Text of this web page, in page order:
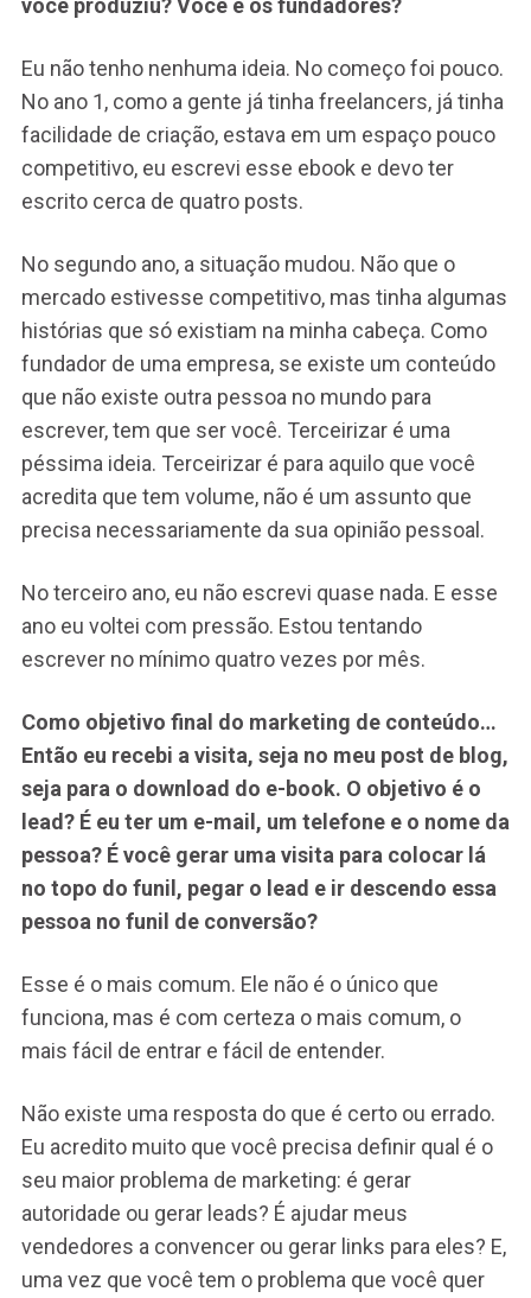
você produziu? Você e os fundadores?
Eu não tenho nenhuma ideia. No começo foi pouco.
No ano 1, como a gente já tinha freelancers, já tinha
facilidade de criação, estava em um espaço pouco
competitivo, eu escrevi esse ebook e devo ter
escrito cerca de quatro posts.
No segundo ano, a situação mudou. Não que o
mercado estivesse competitivo, mas tinha algumas
histórias que só existiam na minha cabeça. Como
fundador de uma empresa, se existe um conteúdo
que não existe outra pessoa no mundo para
escrever, tem que ser você. Terceirizar é uma
péssima ideia. Terceirizar é para aquilo que você
acredita que tem volume, não é um assunto que
precisa necessariamente da sua opinião pessoal.
No terceiro ano, eu não escrevi quase nada. E esse
ano eu voltei com pressão. Estou tentando
escrever no mínimo quatro vezes por mês.
Como objetivo final do marketing de conteúdo…
Então eu recebi a visita, seja no meu post de blog,
seja para o download do e-book. O objetivo é o
lead? É eu ter um e-mail, um telefone e o nome da
pessoa? É você gerar uma visita para colocar lá
no topo do funil, pegar o lead e ir descendo essa
pessoa no funil de conversão?
Esse é o mais comum. Ele não é o único que
funciona, mas é com certeza o mais comum, o
mais fácil de entrar e fácil de entender.
Não existe uma resposta do que é certo ou errado.
Eu acredito muito que você precisa definir qual é o
seu maior problema de marketing: é gerar
autoridade ou gerar leads? É ajudar meus
vendedores a convencer ou gerar links para eles? E,
uma vez que você tem o problema que você quer